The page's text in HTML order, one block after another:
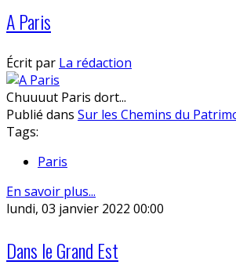
A Paris
Écrit par La rédaction
Chuuuut Paris dort...
Publié dans Sur les Chemins du
Tags:
Paris
En savoir plus...
lundi, 03 janvier 2022 00:00
Dans le Grand Est